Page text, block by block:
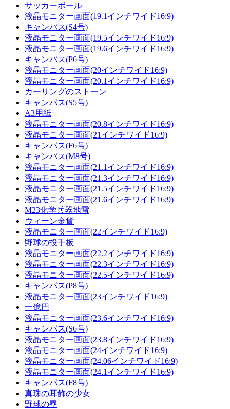
サッカーボール
液晶モニター画面(19.1インチワイド16:9)
キャンバス(S4号)
液晶モニター画面(19.5インチワイド16:9)
液晶モニター画面(19.6インチワイド16:9)
キャンバス(P6号)
液晶モニター画面(20インチワイド16:9)
液晶モニター画面(20.1インチワイド16:9)
カーリングのストーン
キャンバス(S5号)
A3用紙
液晶モニター画面(20.8インチワイド16:9)
液晶モニター画面(21インチワイド16:9)
キャンバス(F6号)
キャンバス(M8号)
液晶モニター画面(21.1インチワイド16:9)
液晶モニター画面(21.3インチワイド16:9)
液晶モニター画面(21.5インチワイド16:9)
液晶モニター画面(21.6インチワイド16:9)
M23化学兵器地雷
ウィーン金貨
液晶モニター画面(22インチワイド16:9)
野球の投手板
液晶モニター画面(22.2インチワイド16:9)
液晶モニター画面(22.3インチワイド16:9)
液晶モニター画面(22.5インチワイド16:9)
キャンバス(P8号)
液晶モニター画面(23インチワイド16:9)
一億円
液晶モニター画面(23.6インチワイド16:9)
キャンバス(S6号)
液晶モニター画面(23.8インチワイド16:9)
液晶モニター画面(24インチワイド16:9)
液晶モニター画面(24.06インチワイド16:9)
液晶モニター画面(24.1インチワイド16:9)
キャンバス(F8号)
真珠の耳飾の少女
野球の塁